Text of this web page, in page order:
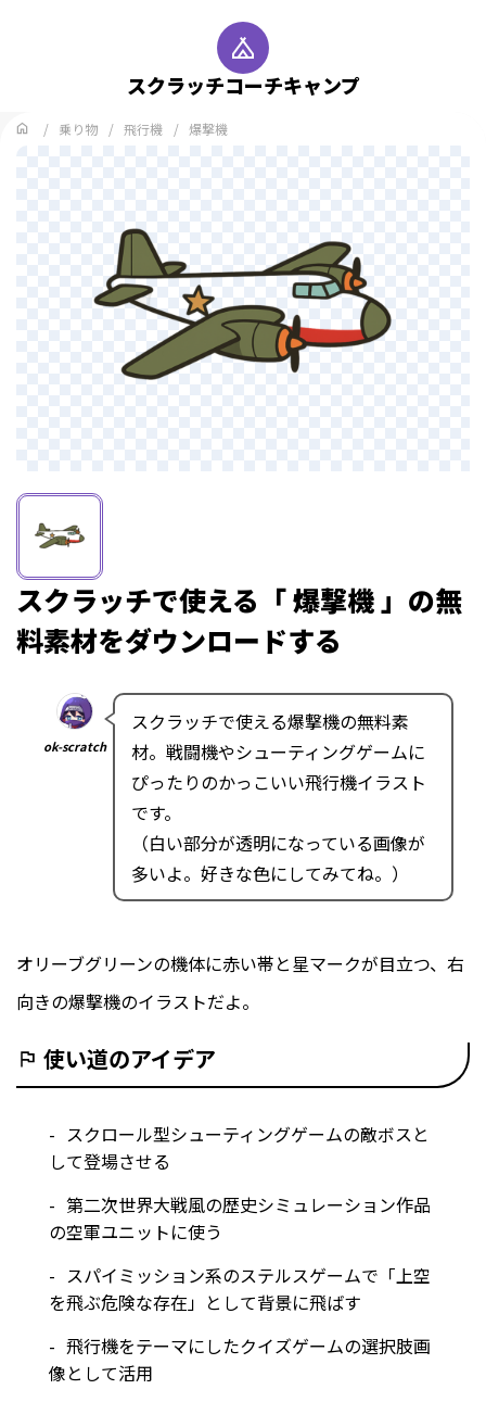
スクラッチコーチキャンプ
乗り物 飛行機 爆撃機
スクラッチで使える「 爆撃機 」の無
料素材をダウンロードする
ok-scratch
スクラッチで使える爆撃機の無料素
材。戦闘機やシューティングゲームに
ぴったりのかっこいい飛行機イラスト
です。
（白い部分が透明になっている画像が
多いよ。好きな色にしてみてね。）
オリーブグリーンの機体に赤い帯と星マークが目立つ、右
向きの爆撃機のイラストだよ。
使い道のアイデア
スクロール型シューティングゲームの敵ボスと
して登場させる
第二次世界大戦風の歴史シミュレーション作品
の空軍ユニットに使う
スパイミッション系のステルスゲームで「上空
を飛ぶ危険な存在」として背景に飛ばす
飛行機をテーマにしたクイズゲームの選択肢画
像として活用